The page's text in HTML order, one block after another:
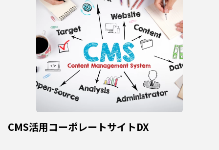
CMS活用コーポレートサイトDX